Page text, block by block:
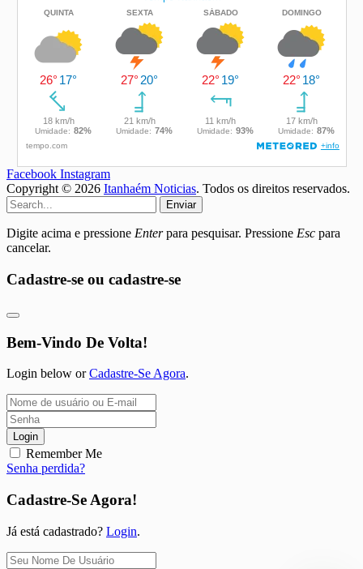
Facebook Instagram
Copyright © 2026 Itanhaém Noticias. Todos os direitos reservados.
Enviar
Digite acima e pressione Enterpara pesquisar. Pressione Esc para
cancelar.
Cadastre-se ou cadastre-se
Bem-Vindo De Volta!
Login below orCadastre-Se Agora.
Login
Remember Me
Senha perdida?
Cadastre-Se Agora!
Já está cadastrado? Login.